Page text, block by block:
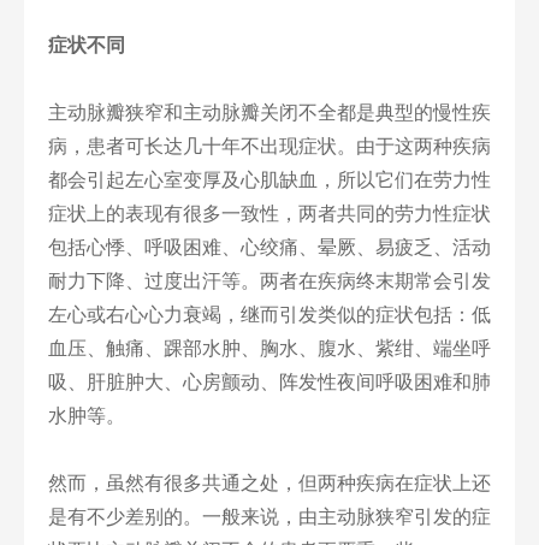
症状不同
主动脉瓣狭窄和主动脉瓣关闭不全都是典型的慢性疾
病，患者可长达几十年不出现症状。由于这两种疾病
都会引起左心室变厚及心肌缺血，所以它们在劳力性
症状上的表现有很多一致性，两者共同的劳力性症状
包括心悸、呼吸困难、心绞痛、晕厥、易疲乏、活动
耐力下降、过度出汗等。两者在疾病终末期常会引发
左心或右心心力衰竭，继而引发类似的症状包括：低
血压、触痛、踝部水肿、胸水、腹水、紫绀、端坐呼
吸、肝脏肿大、心房颤动、阵发性夜间呼吸困难和肺
水肿等。
然而，虽然有很多共通之处，但两种疾病在症状上还
是有不少差别的。一般来说，由主动脉狭窄引发的症